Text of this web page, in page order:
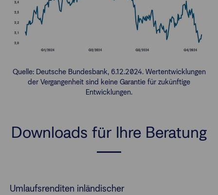
Quelle: Deutsche Bundesbank, 6.12.2024. Wertentwicklungen
der Vergangenheit sind keine Garantie für zukünftige
Entwicklungen.
Downloads für Ihre Beratung
Umlaufsrenditen inländischer